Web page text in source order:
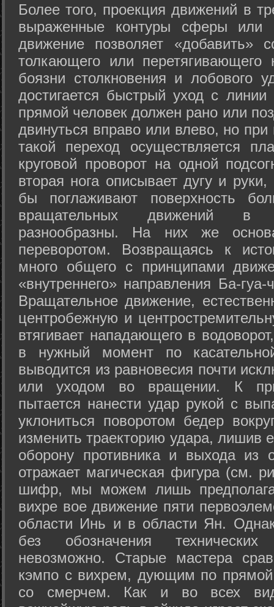
Более того, проекция движений в
выраженные контуры сферы или
движение позволяет «добавить»
толкающего или перетягивающего
боязни столкновения и лобового
достигается быстрый уход с
прямой человек должен рано или
двинуться вправо или влево, но
такой переход осуществляется
круговой проворот на одной
вторая нога описывает дугу и
бы поглаживают поверхность
вращательных движений в
разнообразны. На них же
переворотом. Возвращаясь к
много общего с принципами
«внутреннего» направления Ба-
Вращательное движение,
центробежную и
втягивает нападающего в
в нужный момент по
выводится из равновесия почти
или уходом во вращении. К
пытается нанести удар рукой с
уклониться поворотом бедер
изменить траекторию удара, лишив
оборону противника и выхода из
отражает магическая фигура (см.
шифр, мы можем лишь
вихре вое движение пяти
области Инь и в области Ян.
без обозначения
невозможно. Старые мастера
кэмпо с вихрем, дующим по
со смерчем. Как и во всех